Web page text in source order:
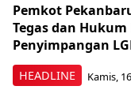
HEADLINE
Pemkot
Tegas dan Hukum
Penyimpangan
Kamis,